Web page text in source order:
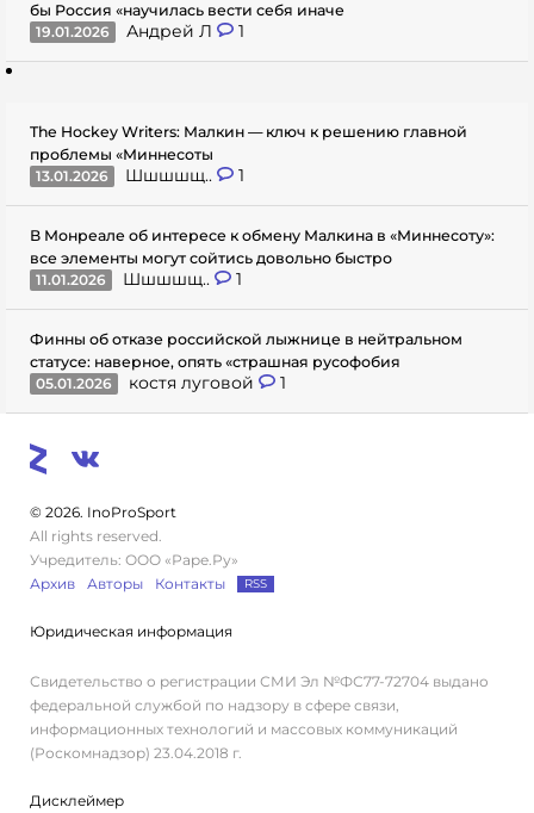
бы Россия «научилась вести себя иначе
19.01.2026
Андрей Л 1
The Hockey Writers: Малкин — ключ к решению главной
проблемы «Миннесоты
13.01.2026
Шшшшщ.. 1
В Монреале об интересе к обмену Малкина в «Миннесоту»:
все элементы могут сойтись довольно быстро
11.01.2026
Шшшшщ.. 1
Финны об отказе российской лыжнице в нейтральном
статусе: наверное, опять «страшная русофобия
05.01.2026
костя луговой 1
© 2026. InoProSport
All rights reserved.
Учредитель: ООО «Раре.Ру»
Архив
Авторы Контакты RSS
Юридическая информация
Свидетельство о регистрации СМИ Эл №ФС77-72704 выдано
федеральной службой по надзору в сфере связи,
информационных технологий и массовых коммуникаций
(Роскомнадзор) 23.04.2018 г.
Дисклеймер